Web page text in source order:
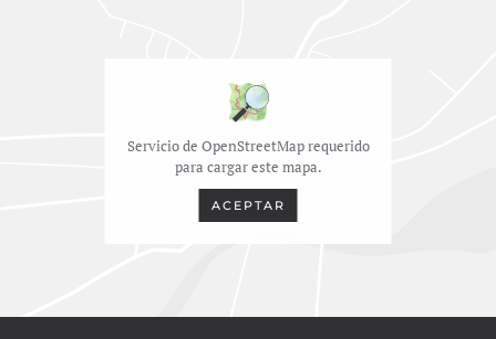
Servicio de OpenStreetMap requerido
para cargar este mapa.
ACEPTAR